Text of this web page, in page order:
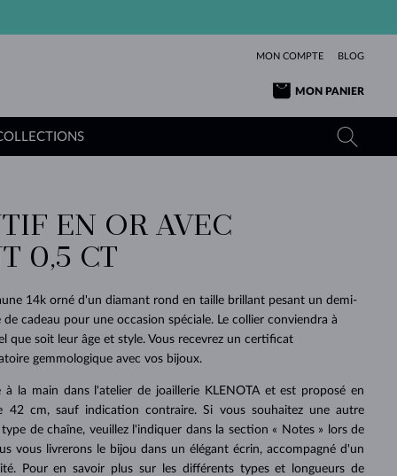
MON COMPTE BLOG
MON PANIER
DE SES
RÊVES
DÉCOUVRIR
L'AMOUR
DÉCOUVRIR
OR JAUNE
OR ROSE
BEAUTÉ
PURE
DÉCOUVRIR
TANZANITES
TOPAZES
TOURMALINES
MOLDAVITES
POUR BÉBÉS
OR BLANC
PLUS
BELLES
DÉCOUVRIR
TOURMALINES
MOLDAVITES
MINÉRAUX
PENDENTIFS EN PERLES
OR BLANC
OR ROSE
PENDENTIFS
DÉCOUVRIR
INTEMPORELS
DÉCOUVRIR
DES
PERLES
DÉCOUVRIR
SAPHIRS
ÉMERAUDES
MOLDAVITES
MINÉRAUX
OR BLANC
AUTHENTIQUES
DÉCOUVRIR
BEAUTÉ
DÉCOUVRIR
EXCEPTIONNELLES
DÉCOUVRIR
EN OR AVEC
0,5 CT
14k orné d'un diamant rond en taille brillant pesant un demi-
cadeau pour une occasion spéciale. Le collier conviendra à
que soit leur âge et style. Vous recevrez un certificat
gemmologique avec vos bijoux.
à la main dans l'atelier de joaillerie KLENOTA et est proposé en
42 cm, sauf indication contraire. Si vous souhaitez une autre
de chaîne, veuillez l'indiquer dans la section « Notes » lors de
vous livrerons le bijou dans un élégant écrin, accompagné d'un
Pour en savoir plus sur les différents types et longueurs de